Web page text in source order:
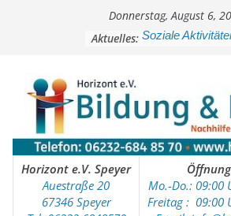
Donnerstag, August 6,
Aktuelles: Soziale
Vorschulprojekt
Horizont e.V. Speyer
Auestraße 20
67346 Speyer
Mo.-Do.: 09:00
Freitag : 09:00